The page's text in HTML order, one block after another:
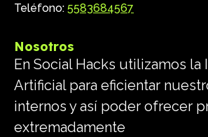
Teléfono: 5583684567
Nosotros
En Social Hacks utilizamos la
Artificial para eficientar
internos y así poder ofrecer
extremadamente